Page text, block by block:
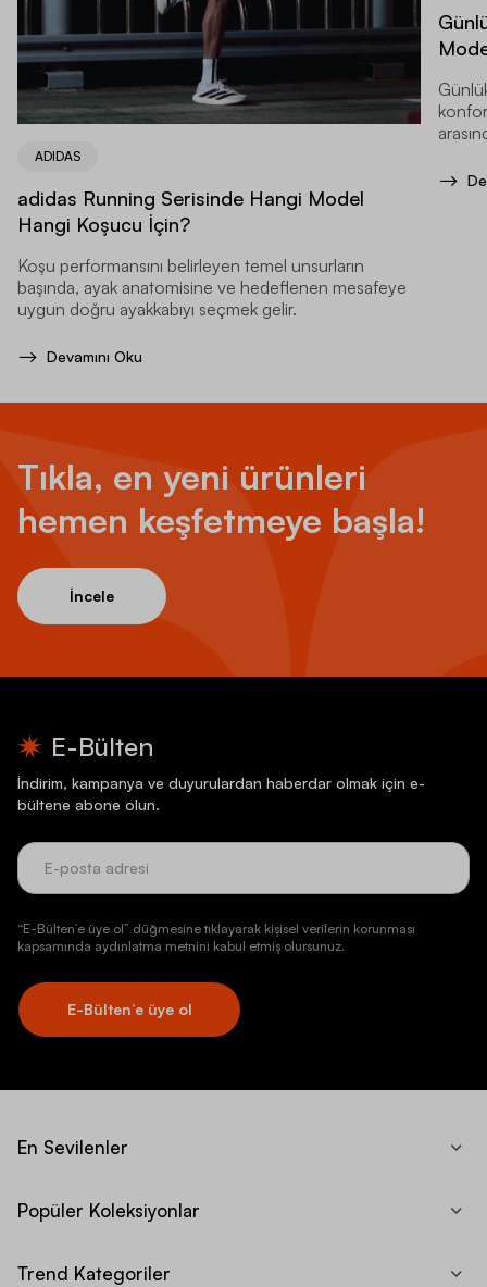
ADIDAS
adidas Running Serisinde Hangi Model
Hangi Koşucu İçin?
Koşu performansını belirleyen temel unsurların
başında, ayak anatomisine ve hedeflenen mesafeye
uygun doğru ayakkabıyı seçmek gelir.
Devamını Oku
Tıkla, en yeni ürünleri
hemen keşfetmeye başla!
İncele
E-Bülten
İndirim, kampanya ve duyurulardan haberdar olmak için e-
bültene abone olun.
“E-Bülten’e üye ol” düğmesine tıklayarak kişisel verilerin korunması
kapsamında aydınlatma metnini kabul etmiş olursunuz.
E-Bülten’e üye ol
En Sevilenler
Popüler Koleksiyonlar
Trend Kategoriler